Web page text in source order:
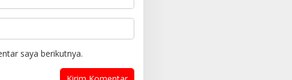
saya berikutnya.